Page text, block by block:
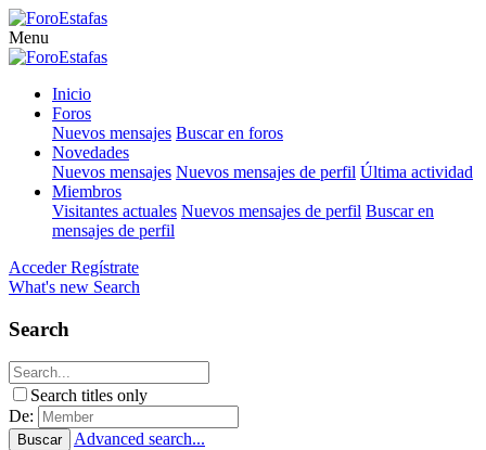
Menu
Inicio
Foros
Nuevos mensajes Buscar en foros
Novedades
Nuevos mensajes Nuevos mensajes de perfil Última actividad
Miembros
Visitantes actuales Nuevos mensajes de perfil Buscar en
mensajes de perfil
Acceder Regístrate
What's new Search
Search
Search titles only
De:
Buscar Advanced search...